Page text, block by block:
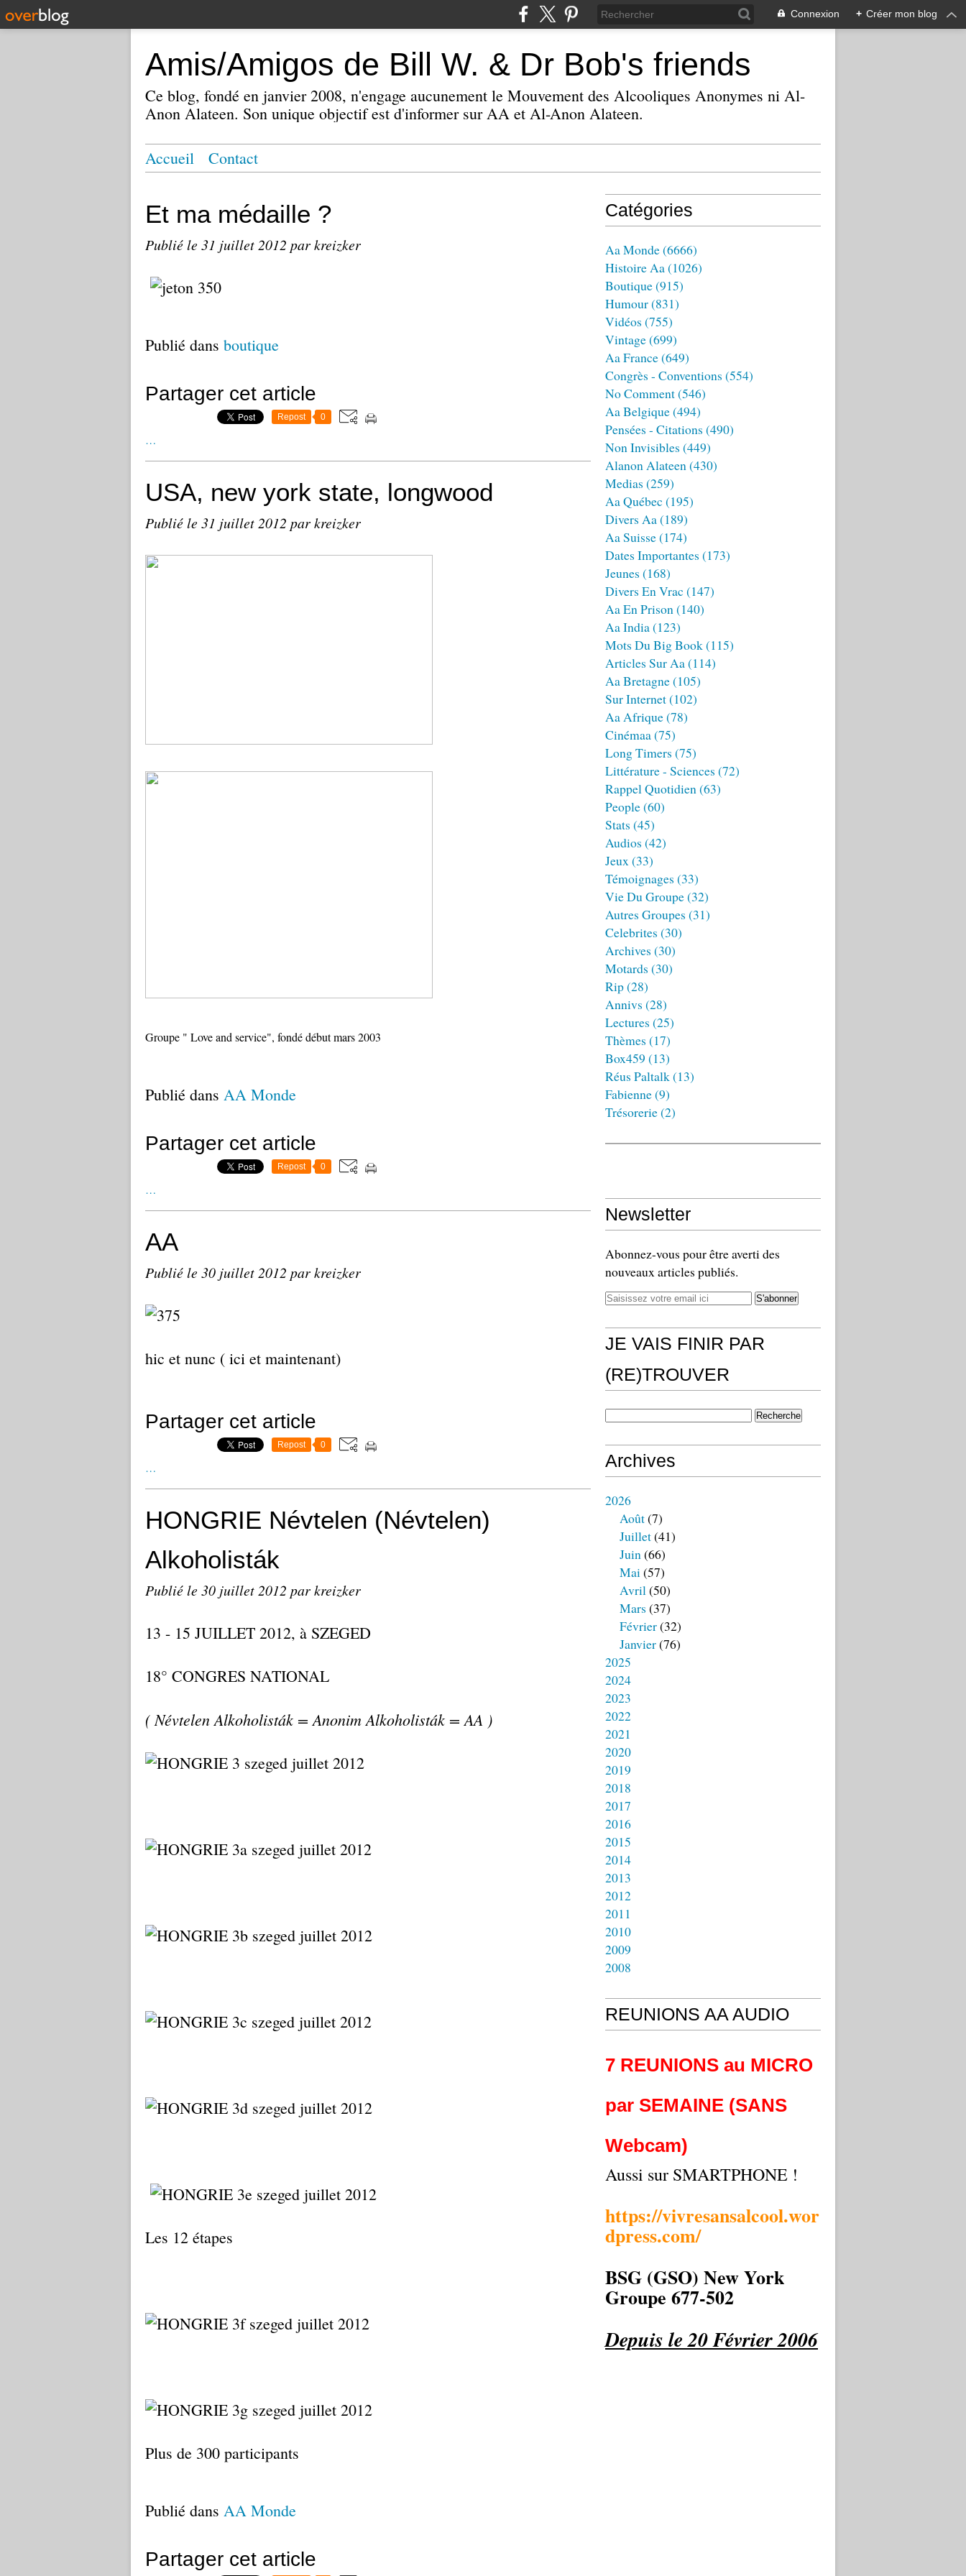
Connexion + Créer mon blog
Amis/Amigos de Bill W. & Dr Bob's friends
Ce blog, fondé en janvier 2008, n'engage aucunement le Mouvement des Alcooliques Anonymes ni Al-
Anon Alateen. Son unique objectif est d'informer sur AA et Al-Anon Alateen.
Accueil Contact
Et ma médaille ?
Publié le 31 juillet 2012 par kreizker
Publié dans boutique
Partager cet article
Repost 0
…
USA, new york state, longwood
Publié le 31 juillet 2012 par kreizker
Groupe " Love and service", fondé début mars 2003
Publié dans AA Monde
Partager cet article
Repost 0
…
AA
Publié le 30 juillet 2012 par kreizker
hic et nunc ( ici et maintenant)
Partager cet article
Repost 0
…
HONGRIE Névtelen (Névtelen)
Alkoholisták
Publié le 30 juillet 2012 par kreizker
13 - 15 JUILLET 2012, à SZEGED
18° CONGRES NATIONAL
( Névtelen Alkoholisták = Anonim Alkoholisták = AA )
Les 12 étapes
Plus de 300 participants
Publié dans AA Monde
Partager cet article
Catégories
Aa Monde(6666)
Histoire Aa(1026)
Boutique(915)
Humour(831)
Vidéos (755)
Vintage(699)
Aa France(649)
Congrès - Conventions (554)
No Comment(546)
Aa Belgique(494)
Pensées - Citations (490)
Non Invisibles (449)
Alanon Alateen(430)
Medias (259)
Aa Québec (195)
Divers Aa(189)
Aa Suisse(174)
Dates Importantes (173)
Jeunes (168)
Divers En Vrac (147)
Aa En Prison(140)
Aa India(123)
Mots Du Big Book(115)
Articles Sur Aa(114)
Aa Bretagne(105)
Sur Internet(102)
Aa Afrique(78)
Cinémaa(75)
Long Timers (75)
Littérature - Sciences (72)
Rappel Quotidien(63)
People(60)
Stats (45)
Audios (42)
Jeux(33)
Témoignages (33)
Vie Du Groupe(32)
Autres Groupes (31)
Celebrites (30)
Archives (30)
Motards (30)
Rip(28)
Annivs (28)
Lectures (25)
Thèmes (17)
Box459 (13)
Réus Paltalk(13)
Fabienne(9)
Trésorerie(2)
Newsletter
Abonnez-vous pour être averti des
nouveaux articles publiés.
JE VAIS FINIR PAR
(RE)TROUVER
Archives
2026
Août(7)
Juillet(41)
Juin(66)
Mai(57)
Avril(50)
Mars (37)
Février(32)
Janvier(76)
2025
2024
2023
2022
2021
2020
2019
2018
2017
2016
2015
2014
2013
2012
2011
2010
2009
2008
REUNIONS AA AUDIO
7 REUNIONS au MICRO
par SEMAINE (SANS
Webcam)
Aussi sur SMARTPHONE !
https://vivresansalcool.wor
dpress.com/
BSG (GSO) New York
Groupe 677-502
Depuis le 20 Février 2006